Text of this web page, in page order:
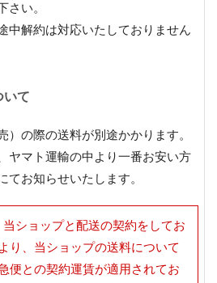
さい。
中解約は対応いたしておりません
いて
）の際の送料が別途かかります。
ヤマト運輸の中より一番お安い方
てお知らせいたします。
当ショップと配送の契約をしてお
り、当ショップの送料について
便との契約運賃が適用されてお